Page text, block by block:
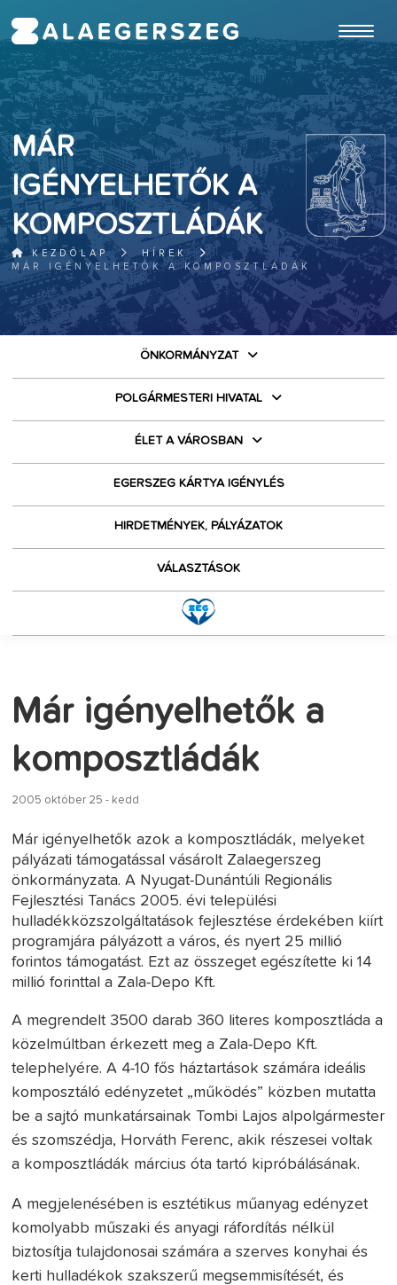
MÁR
IGÉNYELHETŐK A
KOMPOSZTLÁDÁK
KEZDŐLAP
HÍREK
MÁR IGÉNYELHETŐK A KOMPOSZTLÁDÁK
ÖNKORMÁNYZAT
POLGÁRMESTERI HIVATAL
ÉLET A VÁROSBAN
EGERSZEG KÁRTYA IGÉNYLÉS
HIRDETMÉNYEK, PÁLYÁZATOK
VÁLASZTÁSOK
Már igényelhetők a
komposztládák
2005 október 25 - kedd
Már igényelhetők azok a komposztládák, melyeket
pályázati támogatással vásárolt Zalaegerszeg
önkormányzata. A Nyugat-Dunántúli Regionális
Fejlesztési Tanács 2005. évi települési
hulladékközszolgáltatások fejlesztése érdekében kiírt
programjára pályázott a város, és nyert 25 millió
forintos támogatást. Ezt az összeget egészítette ki 14
millió forinttal a Zala-Depo Kft.
A megrendelt 3500 darab 360 literes komposztláda a
közelmúltban érkezett meg a Zala-Depo Kft.
telephelyére. A 4-10 fős háztartások számára ideális
komposztáló edényzetet „működés” közben mutatta
be a sajtó munkatársainak Tombi Lajos alpolgármester
és szomszédja, Horváth Ferenc, akik részesei voltak
a komposztládák március óta tartó kipróbálásának.
A megjelenésében is esztétikus műanyag edényzet
komolyabb műszaki és anyagi ráfordítás nélkül
biztosítja tulajdonosai számára a szerves konyhai és
kerti hulladékok szakszerű megsemmisítését, és